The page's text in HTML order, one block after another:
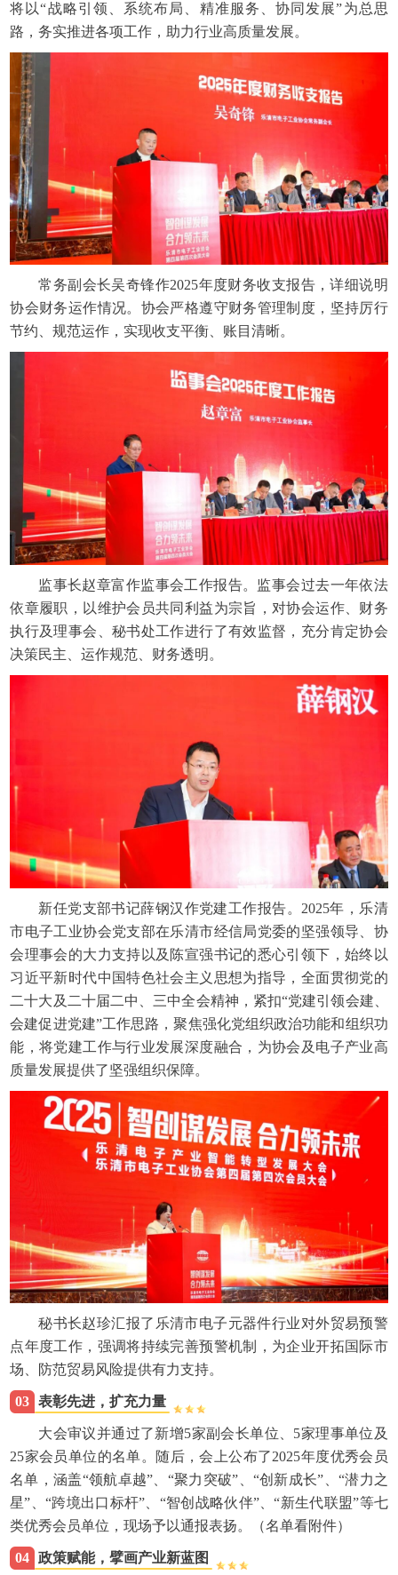
将以“战略引领、系统布局、精准服务、协同发展”为总思
路，务实推进各项工作，助力行业高质量发展。
常务副会长吴奇锋作2025年度财务收支报告，详细说明
协会财务运作情况。协会严格遵守财务管理制度，坚持厉行
节约、规范运作，实现收支平衡、账目清晰。
监事长赵章富作监事会工作报告。监事会过去一年依法
依章履职，以维护会员共同利益为宗旨，对协会运作、财务
执行及理事会、秘书处工作进行了有效监督，充分肯定协会
决策民主、运作规范、财务透明。
新任党支部书记薛钢汉作党建工作报告。2025年，乐清
市电子工业协会党支部在乐清市经信局党委的坚强领导、协
会理事会的大力支持以及陈宣强书记的悉心引领下，始终以
习近平新时代中国特色社会主义思想为指导，全面贯彻党的
二十大及二十届二中、三中全会精神，紧扣“党建引领会建、
会建促进党建”工作思路，聚焦强化党组织政治功能和组织功
能，将党建工作与行业发展深度融合，为协会及电子产业高
质量发展提供了坚强组织保障。
秘书长赵珍汇报了乐清市电子元器件行业对外贸易预警
点年度工作，强调将持续完善预警机制，为企业开拓国际市
场、防范贸易风险提供有力支持。
03 表彰先进，扩充力量
大会审议并通过了新增5家副会长单位、5家理事单位及
25家会员单位的名单。随后，会上公布了2025年度优秀会员
名单，涵盖“领航卓越”、“聚力突破”、“创新成长”、“潜力之
星”、“跨境出口标杆”、“智创战略伙伴”、“新生代联盟”等七
类优秀会员单位，现场予以通报表扬。（名单看附件）
04 政策赋能，擘画产业新蓝图